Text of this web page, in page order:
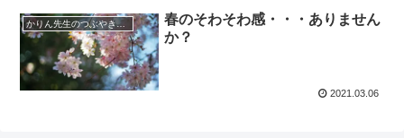
かりん先生のつぶやきブログ
春のそわそわ感・・・ありません
か？
2021.03.06